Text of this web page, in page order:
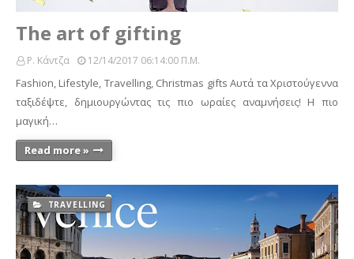
The art of gifting
Ρ. Κάντζα 12/14/2017 06:14:00 Π.μ.
Fashion, Lifestyle, Travelling, Christmas gifts Αυτά τα Χριστούγεννα
ταξιδέψτε, δημιουργώντας τις πιο ωραίες αναμνήσεις! Η πιο
μαγική…
Read more »
TRAVELLING